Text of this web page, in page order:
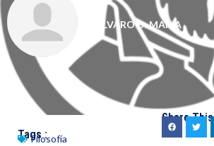
ÁLVARO D. MARÍA
Tags :Filosofía
Share